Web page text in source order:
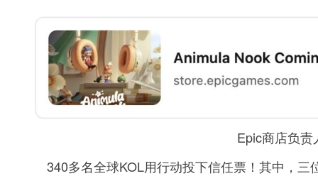
Epic商店负
340多名全球KOL用行动投下信任票！其中，